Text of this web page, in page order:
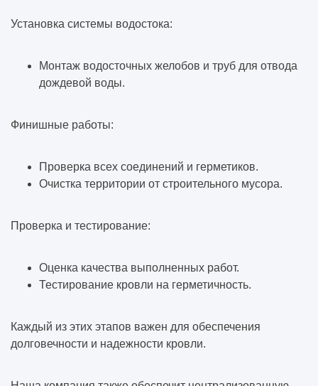
Установка системы водостока:
Монтаж водосточных желобов и труб для отвода
дождевой воды.
Финишные работы:
Проверка всех соединений и герметиков.
Очистка территории от строительного мусора.
Проверка и тестирование:
Оценка качества выполненных работ.
Тестирование кровли на герметичность.
Каждый из этих этапов важен для обеспечения
долговечности и надежности кровли.